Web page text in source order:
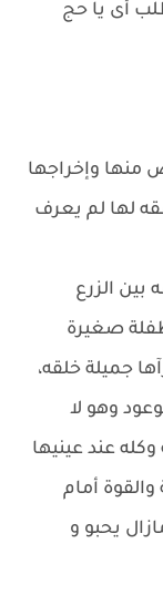
أى يا حج
منها وإخراجها
لها لم يعرف
الزرع
صغيرة
جميلة خلقه،
وهو لا
عند عينيها
أمام
يحبو و